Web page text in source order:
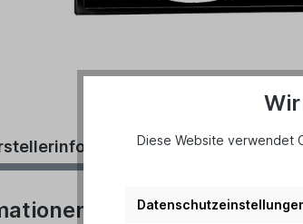
Technische
"CasaFan
Diese Website verwendet